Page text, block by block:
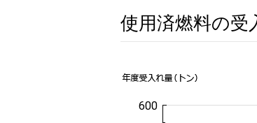
使用済燃料の受